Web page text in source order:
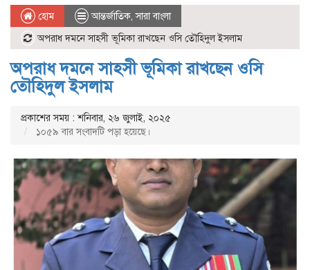
হোম আন্তর্জাতিক,সারা বাংলা
অপরাধ দমনে সাহসী ভূমিকা রাখছেন ওসি তৌহিদুল ইসলাম
অপরাধ দমনে সাহসী ভূমিকা রাখছেন ওসি
তৌহিদুল ইসলাম
প্রকাশের সময় : শনিবার, ২৬ জুলাই, ২০২৫
১০৫৯ বার সংবাদটি পড়া হয়েছে।